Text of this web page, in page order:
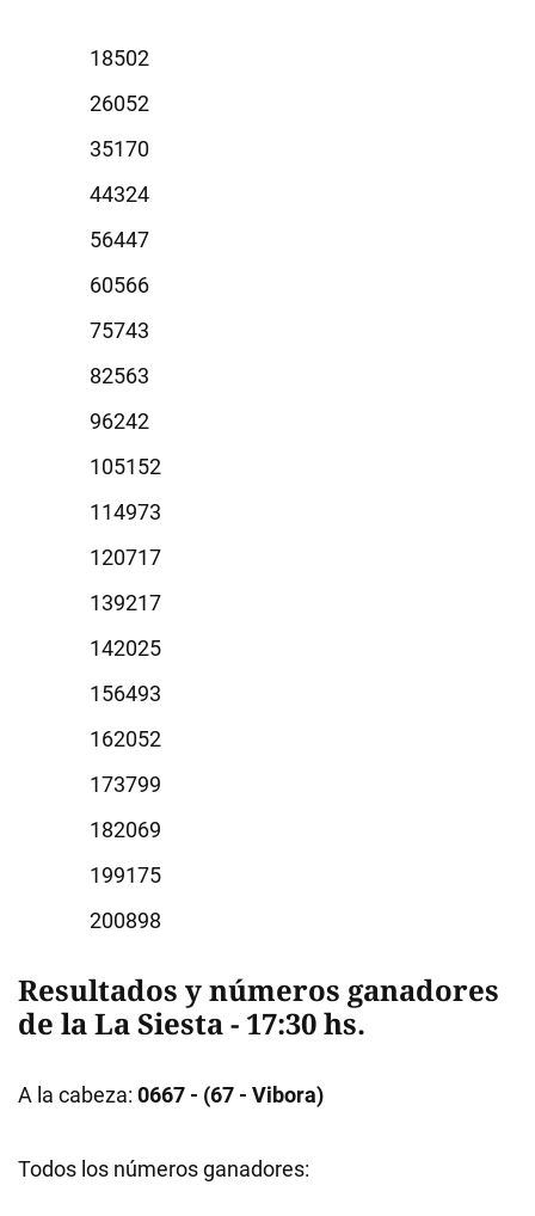
8502
6052
5170
4324
6447
0566
5743
2563
6242
5152
4973
0717
9217
2025
6493
2052
3799
2069
9175
0898
Resultados y números ganadores
de laLa Siesta - 17:30 hs.
A la cabeza: 0667 - (67 - Vibora)
Todos los números ganadores: